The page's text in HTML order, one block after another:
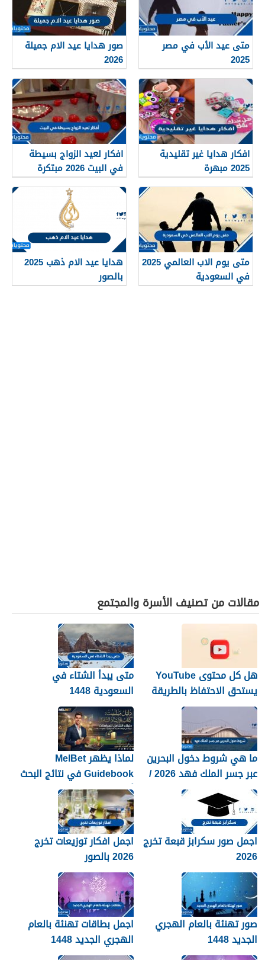
متى عيد الأب في مصر
2025
صور هدايا عيد الام جميلة
2026
افكار هدايا غير تقليدية
2025 مبهرة
افكار لعيد الزواج بسيطة
في البيت 2026 مبتكرة
متى يوم الاب العالمي 2025
في السعودية
هدايا عيد الام ذهب 2025
بالصور
مقالات من تصنيف الأسرة والمجتمع
هل كل محتوى YouTube
يستحق الاحتفاظ بالطريقة
نفسها؟
متى يبدأ الشتاء في
السعودية 1448
ما هي شروط دخول البحرين
عبر جسر الملك فهد 2026 /
1448
لماذا يظهر MelBet
Guidebook في نتائج البحث
أكثر من صفحات كثيرة؟
اجمل صور سكرابز قبعة تخرج
2026
اجمل افكار توزيعات تخرج
2026 بالصور
صور تهنئة بالعام الهجري
الجديد 1448
اجمل بطاقات تهنئة بالعام
الهجري الجديد 1448